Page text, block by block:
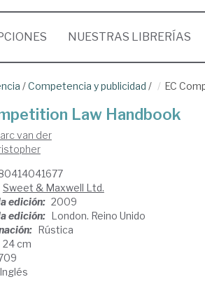
NUESTRAS LIBRERÍAS
/Competencia y publicidad / EC
Law Handbook
van der
Sweet & Maxwell Ltd.
edición: 2009
edición: London. Reino Unido
Rústica
24 cm
Inglés